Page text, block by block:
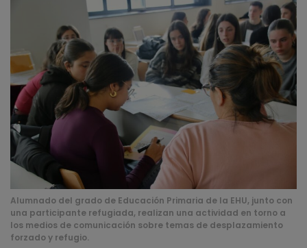
Alumnado del grado de Educación Primaria de la EHU, junto con
una participante refugiada, realizan una actividad en torno a
los medios de comunicación sobre temas de desplazamiento
forzado y refugio.